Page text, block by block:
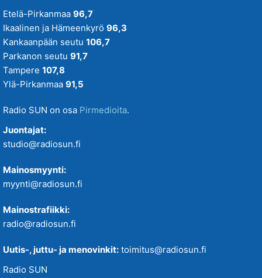
Etelä-Pirkanmaa 96,7
Ikaalinen ja Hämeenkyrö 96,3
Kankaanpään seutu 106,7
Parkanon seutu 91,7
Tampere 107,8
Ylä-Pirkanmaa 91,5
Radio SUN on osa Pirmedioita.
Juontajat:
studio@radiosun.fi
Mainosmyynti:
myynti@radiosun.fi
Mainostrafiikki:
radio@radiosun.fi
Uutis-, juttu- ja menovinkit: toimitus@radiosun.fi
Radio SUN